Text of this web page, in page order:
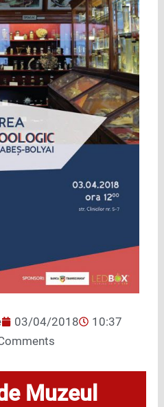
03/04/2018
10:37
Muzeul